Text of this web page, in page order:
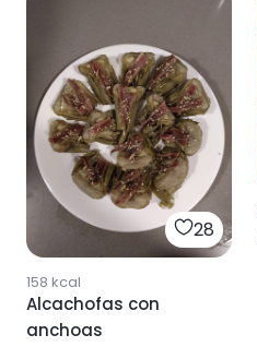
28
158 kcal
Alcachofas con
anchoas